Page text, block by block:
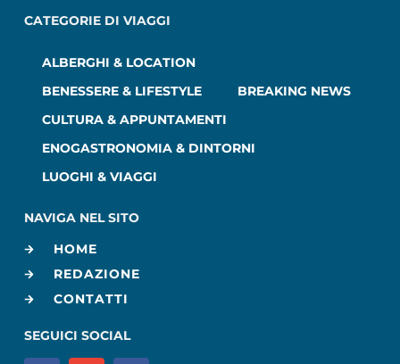
CATEGORIE DI VIAGGI
ALBERGHI & LOCATION
BENESSERE & LIFESTYLE
BREAKING NEWS
CULTURA & APPUNTAMENTI
ENOGASTRONOMIA & DINTORNI
LUOGHI & VIAGGI
NAVIGA NEL SITO
HOME
REDAZIONE
CONTATTI
SEGUICI SOCIAL